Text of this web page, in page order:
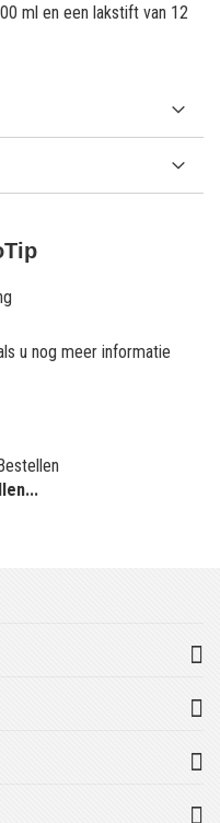
u nog meer informatie
ml en een lakstift van 12